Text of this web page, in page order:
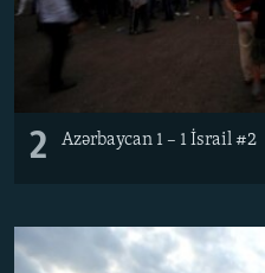
2 Azərbaycan 1 – 1 İsrail #2